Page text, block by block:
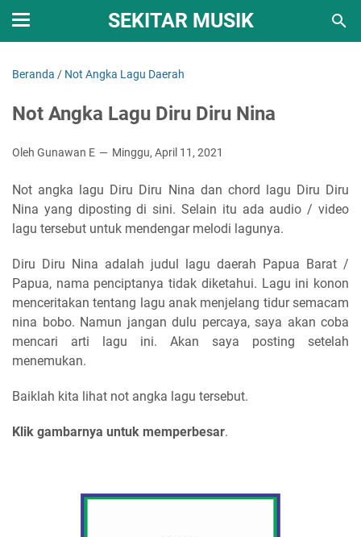
SEKITAR MUSIK
Beranda / Not Angka Lagu Daerah
Not Angka Lagu Diru Diru Nina
Oleh Gunawan E Minggu, April 11, 2021
Not angka lagu Diru Diru Nina dan chord lagu Diru Diru
Nina yang diposting di sini. Selain itu ada audio / video
lagu tersebut untuk mendengar melodi lagunya.
Diru Diru Nina adalah judul lagu daerah Papua Barat /
Papua, nama penciptanya tidak diketahui. Lagu ini konon
menceritakan tentang lagu anak menjelang tidur semacam
nina bobo. Namun jangan dulu percaya, saya akan coba
mencari arti lagu ini. Akan saya posting setelah
menemukan.
Baiklah kita lihat not angka lagu tersebut.
Klik gambarnya untuk memperbesar.